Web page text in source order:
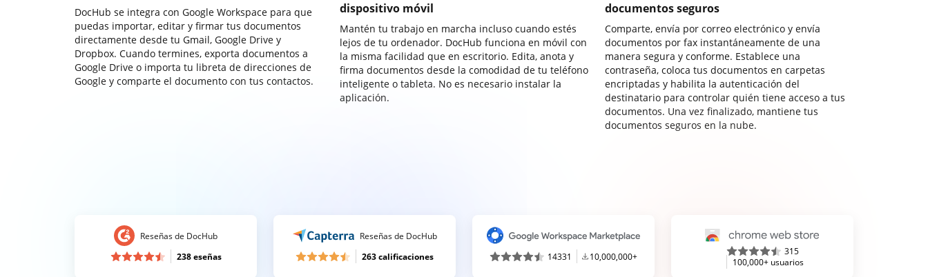
DocHub se integra con Google Workspace para que
puedas importar, editar y firmar tus documentos
directamente desde tu Gmail, Google Drive y
Dropbox. Cuando termines, exporta documentos a
Google Drive o importa tu libreta de direcciones de
Google y comparte el documento con tus contactos.
dispositivo móvil
Mantén tu trabajo en marcha incluso cuando estés
lejos de tu ordenador. DocHub funciona en móvil con
la misma facilidad que en escritorio. Edita, anota y
firma documentos desde la comodidad de tu teléfono
inteligente o tableta. No es necesario instalar la
aplicación.
documentos seguros
Comparte, envía por correo electrónico y envía
documentos por fax instantáneamente de una
manera segura y conforme. Establece una
contraseña, coloca tus documentos en carpetas
encriptadas y habilita la autenticación del
destinatario para controlar quién tiene acceso a tus
documentos. Una vez finalizado, mantiene tus
documentos seguros en la nube.
Reseñas de DocHub
238 eseñas
Reseñas de DocHub
263 calificaciones
14331 10,000,000+
315
100,000+ usuarios